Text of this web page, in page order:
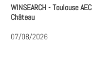
WINSEARCH - Toulouse AEC
Château
07/08/2026